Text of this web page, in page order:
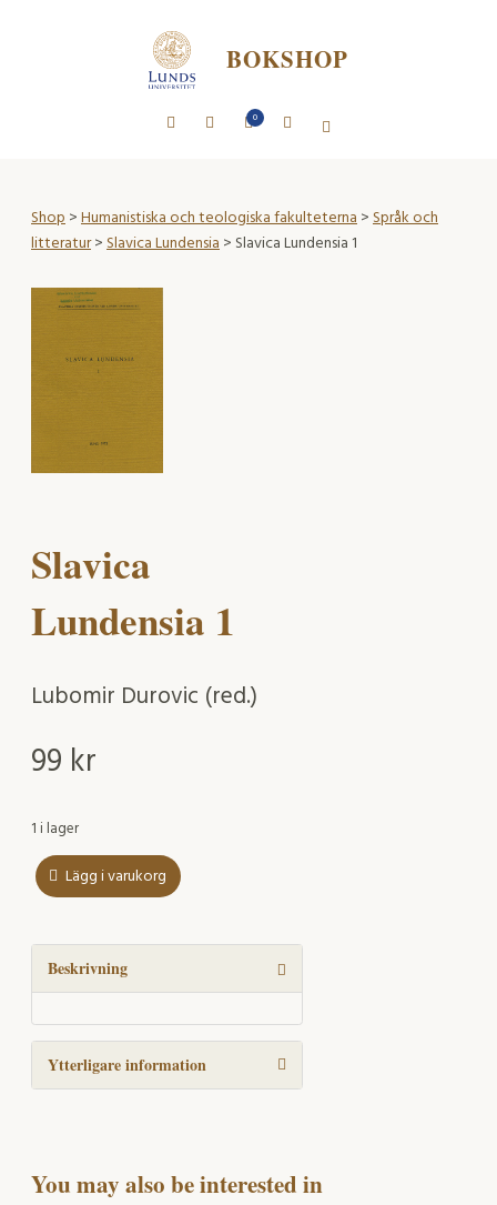
BOKSHOP
0
Shop>Humanistiska och teologiska fakulteterna>Språk och
litteratur>Slavica Lundensia> Slavica Lundensia 1
Slavica
Lundensia 1
Lubomir Durovic (red.)
99 kr
1 i lager
Slavica
mängd
Lägg i varukorg
Beskrivning
Ytterligare information
You may also be interested in